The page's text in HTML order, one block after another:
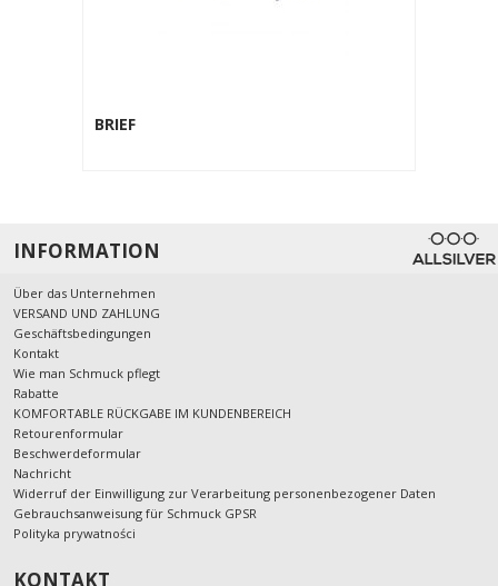
BRIEF
INFORMATION
Über das Unternehmen
VERSAND UND ZAHLUNG
Geschäftsbedingungen
Kontakt
Wie man Schmuck pflegt
Rabatte
KOMFORTABLE RÜCKGABE IM KUNDENBEREICH
Retourenformular
Beschwerdeformular
Nachricht
Widerruf der Einwilligung zur Verarbeitung personenbezogener Daten
Gebrauchsanweisung für Schmuck GPSR
Polityka prywatności
KONTAKT